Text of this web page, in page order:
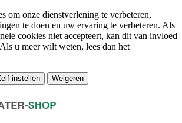
om onze dienstverlening te verbeteren,
te doen en uw ervaring te verbeteren. Als
cookies niet accepteert, kan dit van invloed
u meer wilt weten, lees dan het
instellen Weigeren